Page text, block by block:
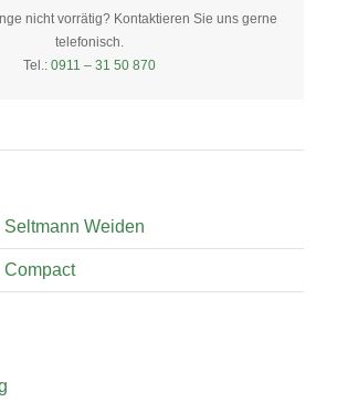
nicht vorrätig? Kontaktieren Sie uns gerne
telefonisch.
Tel.: 0911 – 31 50 870
Seltmann Weiden
Compact